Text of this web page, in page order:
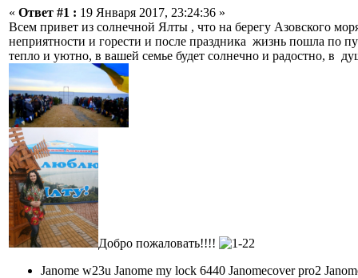
« Ответ #1 : 19 Января 2017, 23:24:36 »
Всем привет из солнечной Ялты , что на берегу Азовского
неприятности и горести и после праздника жизнь пошла по
тепло и уютно, в вашей семье будет солнечно и радостно, в
Добро пожаловать!!!!
Janome w23u Janome my lock 6440 Janomecover pro2